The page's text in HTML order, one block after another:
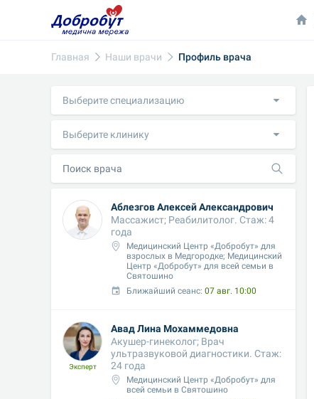
Главная Наши врачи Профиль врача
Выберите специализацию
Выберите клинику
Аблезгов Алексей Александрович
Массажист; Реабилитолог. Стаж: 4
года
Медицинский Центр «Добробут» для
взрослых в Медгородке; Медицинский
Центр «Добробут» для всей семьи в
Святошино
Ближайший сеанс: 07 авг. 10:00
Эксперт
Авад Лина Мохаммедовна
Акушер-гинеколог; Врач
ультразвуковой диагностики. Стаж:
24 года
Медицинский Центр «Добробут» для
всей семьи в Святошино